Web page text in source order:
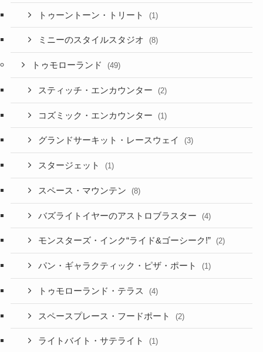
トゥーントーン・トリート (1)
ミニーのスタイルスタジオ (8)
トゥモローランド (49)
スティッチ・エンカウンター (2)
コズミック・エンカウンター (1)
グランドサーキット・レースウェイ (3)
スタージェット (1)
スペース・マウンテン (8)
バズライトイヤーのアストロブラスター (4)
モンスターズ・インク“ライド&ゴーシーク!” (2)
パン・ギャラクティック・ピザ・ポート (1)
トゥモローランド・テラス (4)
スペースプレース・フードポート (2)
ライトバイト・サテライト (1)